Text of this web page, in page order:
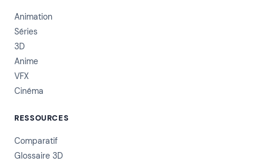
Animation
Séries
3D
Anime
VFX
Cinéma
RESSOURCES
Comparatif
Glossaire 3D